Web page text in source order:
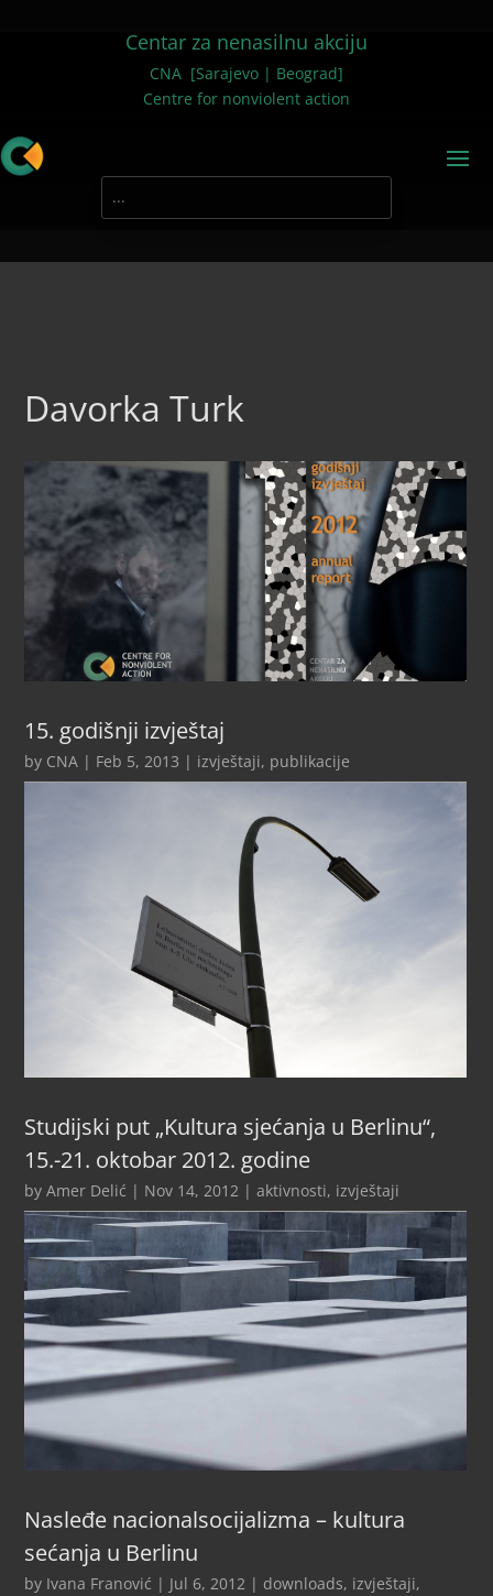
Centar za nenasilnu akciju
CNA [Sarajevo | Beograd]
Centre for nonviolent action
Davorka Turk
15. godišnji izvještaj
by CNA | Feb 5, 2013 | izvještaji, publikacije
Studijski put „Kultura sjećanja u Berlinu“,
15.-21. oktobar 2012. godine
byAmer Delić | Nov 14, 2012 |aktivnosti, izvještaji
Nasleđe nacionalsocijalizma – kultura
sećanja u Berlinu
by Ivana Franović | Jul 6, 2012 | downloads, izvještaji,